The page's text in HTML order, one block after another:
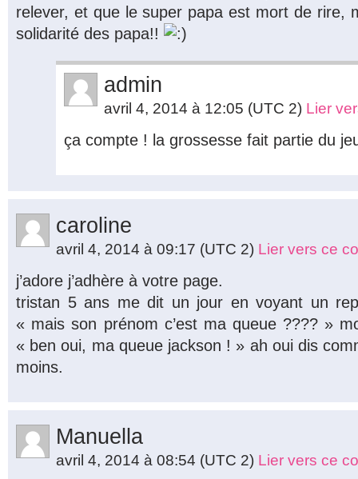
relever, et que le super papa est mort de rire,
solidarité des papa!!
admin
avril 4, 2014 à 12:05 (UTC 2) Lier
ça compte ! la grossesse fait partie du
caroline
avril 4, 2014 à 09:17 (UTC 2) Lier vers ce
j’adore j’adhère à votre page.
tristan 5 ans me dit un jour en voyant un
« mais son prénom c’est ma queue ???? »
« ben oui, ma queue jackson ! » ah oui dis
moins.
Manuella
avril 4, 2014 à 08:54 (UTC 2) Lier vers ce